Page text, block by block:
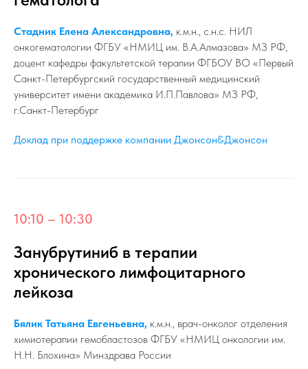
Стадник Елена Александровна, к.м.н., с.н.с. НИЛ
онкогематологии ФГБУ «НМИЦ им. В.А.Алмазова» МЗ РФ,
доцент кафедры факультетской терапии ФГБОУ ВО «Первый
Санкт-Петербургский государственный медицинский
университет имени академика И.П.Павлова» МЗ РФ,
г.Санкт-Петербург
Доклад при поддержке компании Джонсон&Джонсон
10:10 – 10:30
Занубрутиниб в терапии
хронического лимфоцитарного
лейкоза
Бялик Татьяна Евгеньевна, к.м.н., врач-онколог отделения
химиотерапии гемобластозов ФГБУ «НМИЦ онкологии им.
Н.Н. Блохина» Минздрава России